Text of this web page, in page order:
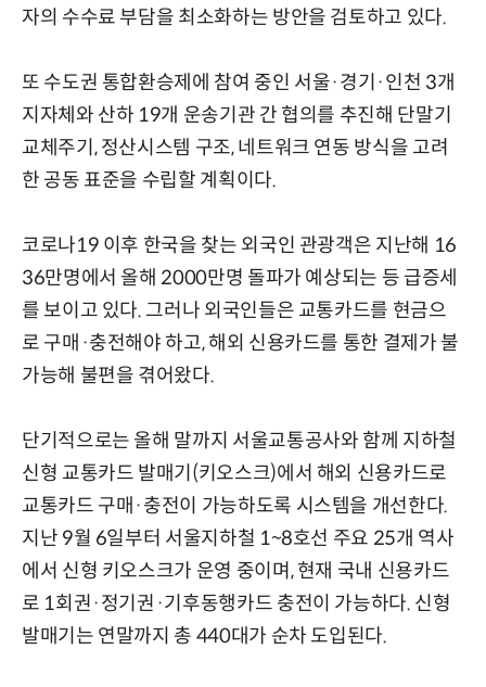
자의 수수료 부담을 최소화하는 방안을 검토하고 있다.
또 수도권 통합환승제에 참여 중인 서울·경기·인천 3개
지자체와 산하 19개 운송기관 간 협의를 추진해 단말기
교체주기, 정산시스템 구조, 네트워크 연동 방식을 고려
한 공동 표준을 수립할 계획이다.
코로나19 이후 한국을 찾는 외국인 관광객은 지난해 16
36만명에서 올해 2000만명 돌파가 예상되는 등 급증세
를 보이고 있다. 그러나 외국인들은 교통카드를 현금으
로 구매·충전해야 하고, 해외 신용카드를 통한 결제가 불
가능해 불편을 겪어왔다.
단기적으로는 올해 말까지 서울교통공사와 함께 지하철
신형 교통카드 발매기(키오스크)에서 해외 신용카드로
교통카드 구매·충전이 가능하도록 시스템을 개선한다.
지난 9월 6일부터 서울지하철 1~8호선 주요 25개 역사
에서 신형 키오스크가 운영 중이며, 현재 국내 신용카드
로 1회권·정기권·기후동행카드 충전이 가능하다. 신형
발매기는 연말까지 총 440대가 순차 도입된다.